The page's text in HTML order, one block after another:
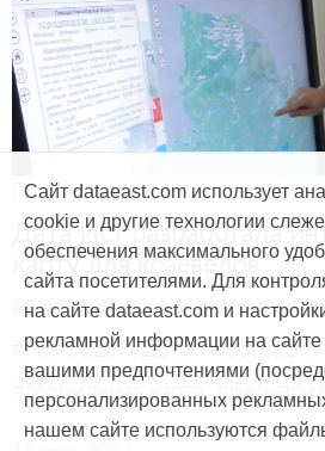
Продукты и услуги
Дата Ист разработала
карту для краеведов
#CarryMap #Интерактивная
#Природа #Дети #География
#Мобильная карта #Веб-
Сайт dataeast.com использует
cookie и другие технологии
обеспечения максимального
сайта посетителями. Для
на сайте dataeast.com и
рекламной информации на сайте
вашими предпочтениями
персонализированных
нашем сайте используются